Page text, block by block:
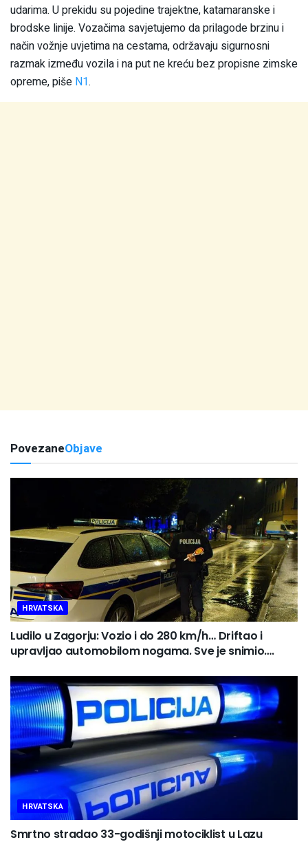
udarima. U prekidu su pojedine trajektne, katamaranske i
brodske linije. Vozačima savjetujemo da prilagode brzinu i
način vožnje uvjetima na cestama, održavaju sigurnosni
razmak između vozila i na put ne kreću bez propisne zimske
opreme, piše N1.
PovezaneObjave
HRVATSKA
Ludilo u Zagorju: Vozio i do 280 km/h… Driftao i
upravljao automobilom nogama. Sve je snimio….
HRVATSKA
Smrtno stradao 33-godišnji motociklist u Lazu